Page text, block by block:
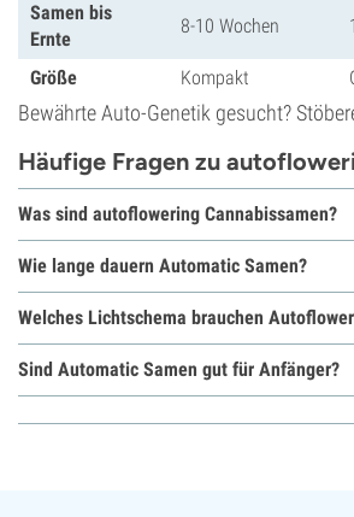
Samen bis
Ernte
8-10 Wochen
Größe Kompakt
Bewährte Auto-Genetik gesucht?
Häufige Fragen zu
Was sind autoflowering Cannabissamen?
Wie lange dauern Automatic Samen?
Welches Lichtschema brauchen
Sind Automatic Samen gut für Anfänger?